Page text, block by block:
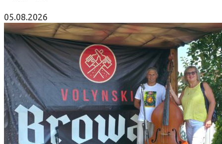
05.08.2026